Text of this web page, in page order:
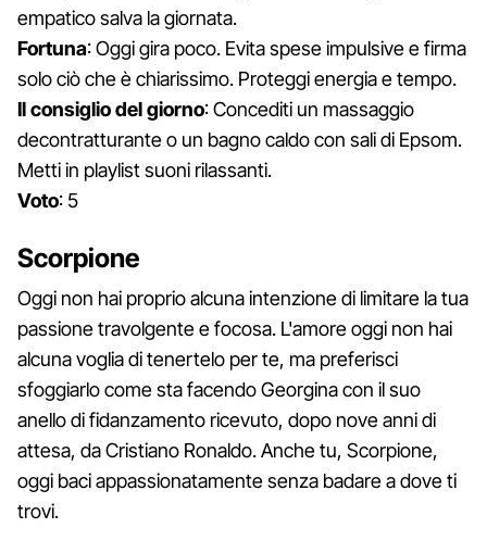
empatico salva la giornata.
Fortuna: Oggi gira poco. Evita spese impulsive e firma
solo ciò che è chiarissimo. Proteggi energia e tempo.
Il consiglio del giorno: Concediti un massaggio
decontratturante o un bagno caldo con sali di Epsom.
Metti in playlist suoni rilassanti.
Voto: 5
Scorpione
Oggi non hai proprio alcuna intenzione di limitare la tua
passione travolgente e focosa. L'amore oggi non hai
alcuna voglia di tenertelo per te, ma preferisci
sfoggiarlo come sta facendo Georgina con il suo
anello di fidanzamento ricevuto, dopo nove anni di
attesa, da Cristiano Ronaldo. Anche tu, Scorpione,
oggi baci appassionatamente senza badare a dove ti
trovi.